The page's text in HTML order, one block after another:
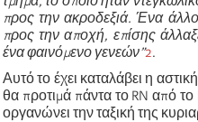
προς την ακροδεξιά. Ένα
προς την αποχή, επίσης
ένα φαινόμενο γενεών”2.
Αυτό το έχει καταλάβει η
θα προτιμά πάντα το RN από
οργανώνει την ταξική της